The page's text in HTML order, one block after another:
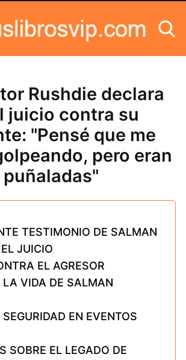
Rushdie declara
juicio contra su
"Pensé que me
pero eran
puñaladas"
TESTIMONIO DE SALMAN
JUICIO
EL AGRESOR
LA VIDA DE SALMAN
EN EVENTOS
SOBRE EL LEGADO DE